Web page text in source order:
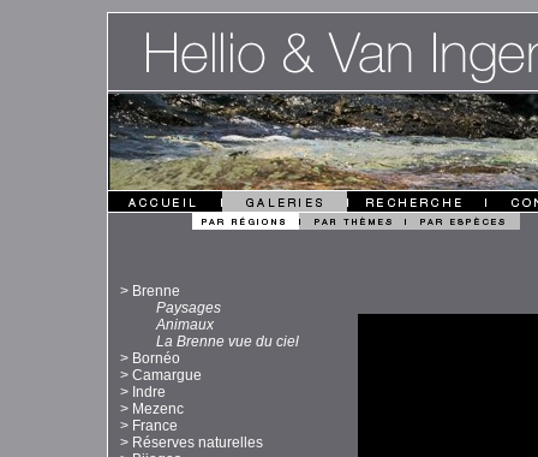
> Brenne
Paysages
Animaux
La Brenne vue du ciel
> Bornéo
> Camargue
> Indre
> Mezenc
> France
> Réserves naturelles